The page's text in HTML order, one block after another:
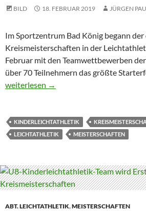
BILD 18. FEBRUAR 2019 JÜRGEN
Im Sportzentrum Bad König begann
Kreismeisterschaften in der
Februar mit den Teamwettbewerben
über 70 Teilnehmern das größte
Zweite Plätze bei den Hallen-
weiterlesen →
KINDERLEICHTATHLETIK
LEICHTATHLETIK
MEISTERSCHAFTEN
ABT. LEICHTATHLETIK,MEISTERSCHAFTEN